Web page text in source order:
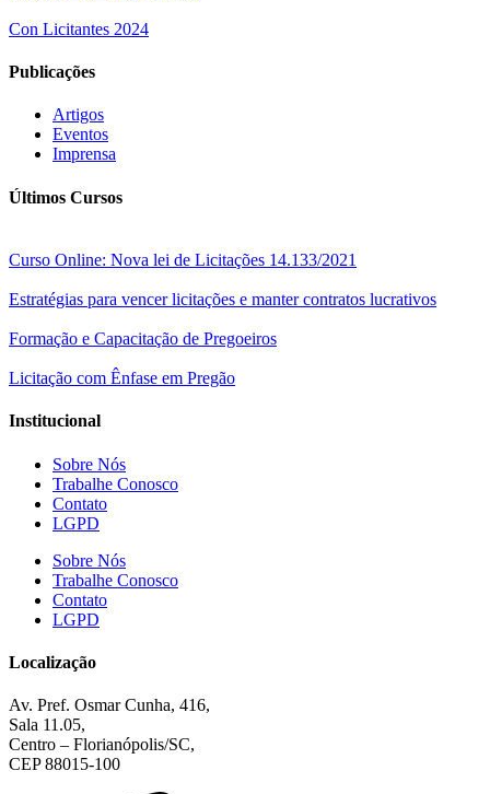
Con Licitantes 2024
Publicações
Artigos
Eventos
Imprensa
Últimos Cursos
Curso Online: Nova lei de Licitações 14.133/2021
Estratégias para vencer licitações e manter contratos lucrativos
Formação e Capacitação de Pregoeiros
Licitação com Ênfase em Pregão
Institucional
Sobre Nós
Trabalhe Conosco
Contato
LGPD
Sobre Nós
Trabalhe Conosco
Contato
LGPD
Localização
Av. Pref. Osmar Cunha, 416,
Sala 11.05,
Centro – Florianópolis/SC,
CEP 88015-100